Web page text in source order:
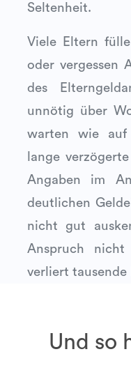
Seltenheit.
Viele Eltern
oder vergessen
des
unnötig über
warten wie
lange
Angaben im
deutlichen
nicht gut
Anspruch nicht
verliert tausende
Und so